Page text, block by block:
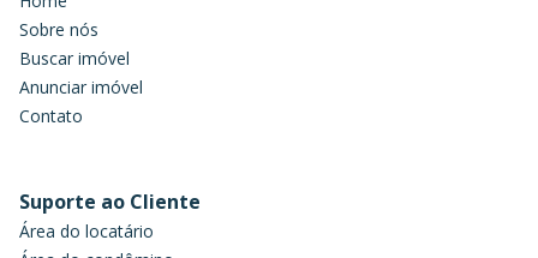
Sobre nós
Buscar imóvel
Anunciar imóvel
Contato
Suporte ao Cliente
Área do locatário